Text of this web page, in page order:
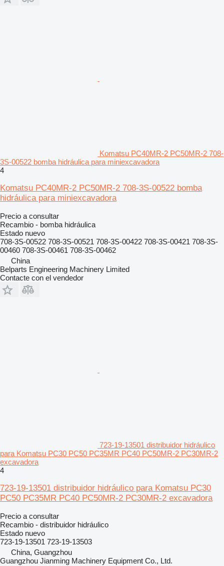
Komatsu PC40MR-2 PC50MR-2 708-
3S-00522 bomba hidráulica para miniexcavadora
4
Komatsu PC40MR-2 PC50MR-2 708-3S-00522 bomba
hidráulica para miniexcavadora
Precio a consultar
Recambio - bomba hidráulica
Estado nuevo
708-3S-00522 708-3S-00521 708-3S-00422 708-3S-00421 708-3S-
00460 708-3S-00461 708-3S-00462
China
Belparts Engineering Machinery Limited
Contacte con el vendedor
723-19-13501 distribuidor hidráulico
para Komatsu PC30 PC50 PC35MR PC40 PC50MR-2 PC30MR-2
excavadora
4
723-19-13501 distribuidor hidráulico para Komatsu PC30
PC50 PC35MR PC40 PC50MR-2 PC30MR-2 excavadora
Precio a consultar
Recambio - distribuidor hidráulico
Estado nuevo
723-19-13501 723-19-13503
China, Guangzhou
Guangzhou Jianming Machinery Equipment Co., Ltd.